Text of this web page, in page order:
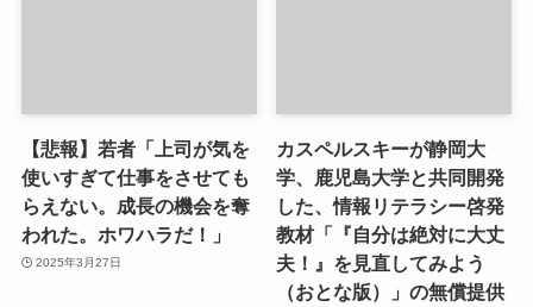
【悲報】若者「上司が気を
使いすぎて仕事をさせても
らえない。成長の機会を奪
われた。ホワハラだ！」
2025年3月27日
カスペルスキーが静岡大
学、鹿児島大学と共同開発
した、情報リテラシー啓発
教材「『自分は絶対に大丈
夫！』を見直してみよう
（おとな版）」の無償提供